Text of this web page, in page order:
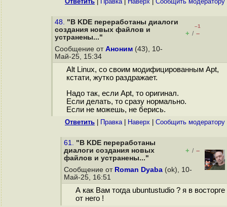
48. "В KDE переработаны диалоги
создания новых файлов и
устранены..."
–1
+ / –
Сообщение от Аноним (43), 10-
Май-25, 15:34
Alt Linux, со своим модифицированным Apt,
кстати, жутко раздражает.
Надо так, если Apt, то оригинал.
Если делать, то сразу нормально.
Если не можешь, не берись.
Ответить Правка| Наверх Cообщить модератору
61. "В KDE переработаны
диалоги создания новых
файлов и устранены..."
+ / –
Сообщение от Roman Dyaba (ok), 10-
Май-25, 16:51
А как Вам тогда ubuntustudio ? я в восторге
от него !